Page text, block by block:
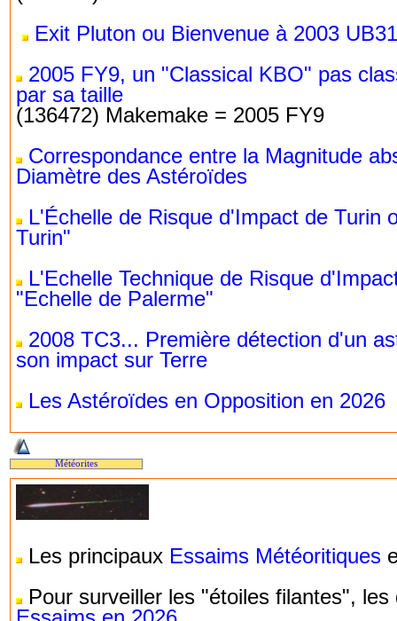
Exit Pluton ou Bienvenue à 2003
2005 FY9, un "Classical KBO" pas
par sa taille
(136472) Makemake = 2005 FY9
Correspondance entre la Magnitude
Diamètre des Astéroïdes
L'Échelle de Risque d'Impact de Turin
Turin"
L'Echelle Technique de Risque
"Echelle de Palerme"
2008 TC3... Première détection d'un
son impact sur Terre
Les Astéroïdes en Opposition en 2026
Météorites
Les principaux Essaims Météoritiques
Pour surveiller les "étoiles filantes", les